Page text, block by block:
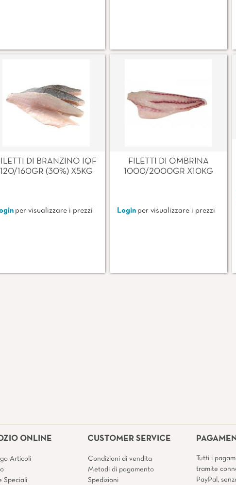
DI BRANZINO IQF
120/160GR (30%) X5KG
per visualizzare i prezzi
FILETTI DI OMBRINA
1000/2000GR X10KG
Login per visualizzare i prezzi
ONLINE
Articoli
Speciali
CUSTOMER SERVICE
Condizioni di vendita
Metodi di pagamento
Spedizioni
Tutti i
tramite
PayPal,